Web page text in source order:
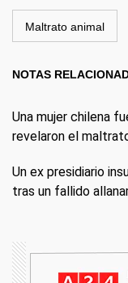
Maltrato animal
NOTAS
Una mujer chilena
revelaron el
Un ex presidiario
tras un fallido